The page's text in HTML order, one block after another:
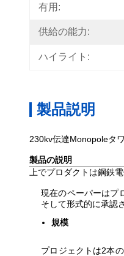
有用:
供給の能力:
ハイライト:
製品説明
230kv伝達Monopoleタ
製品の説明
上でプロダクトは鋼鉄
現在のペーパーはプ
そして形式的に承認
規模
プロジェクトは2本